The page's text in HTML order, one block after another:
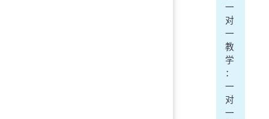
一
对
一
教
学
：
一
对
一